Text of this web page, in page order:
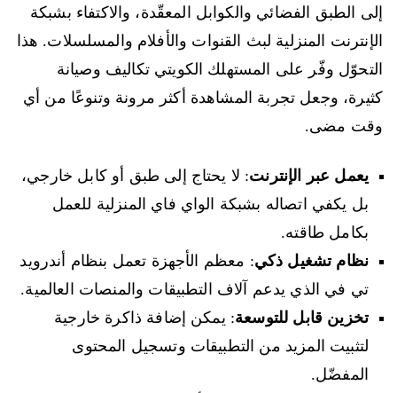
إلى الطبق الفضائي والكوابل المعقّدة، والاكتفاء بشبكة
الإنترنت المنزلية لبث القنوات والأفلام والمسلسلات. هذا
التحوّل وفّر على المستهلك الكويتي تكاليف وصيانة
كثيرة، وجعل تجربة المشاهدة أكثر مرونة وتنوعًا من أي
وقت مضى.
يعمل عبر الإنترنت: لا يحتاج إلى طبق أو كابل خارجي،
بل يكفي اتصاله بشبكة الواي فاي المنزلية للعمل
بكامل طاقته.
نظام تشغيل ذكي: معظم الأجهزة تعمل بنظام أندرويد
تي في الذي يدعم آلاف التطبيقات والمنصات العالمية.
تخزين قابل للتوسعة: يمكن إضافة ذاكرة خارجية
لتثبيت المزيد من التطبيقات وتسجيل المحتوى
المفضّل.